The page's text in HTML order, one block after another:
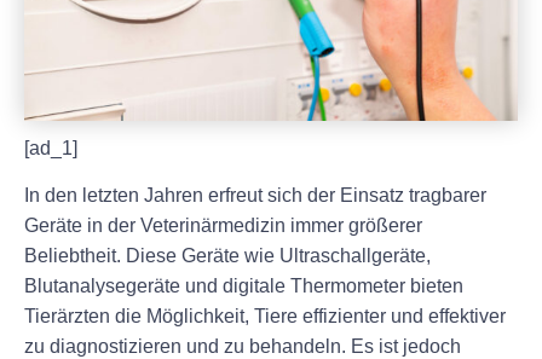
[ad_1]
In den letzten Jahren erfreut sich der Einsatz tragbarer
Geräte in der Veterinärmedizin immer größerer
Beliebtheit. Diese Geräte wie Ultraschallgeräte,
Blutanalysegeräte und digitale Thermometer bieten
Tierärzten die Möglichkeit, Tiere effizienter und effektiver
zu diagnostizieren und zu behandeln. Es ist jedoch